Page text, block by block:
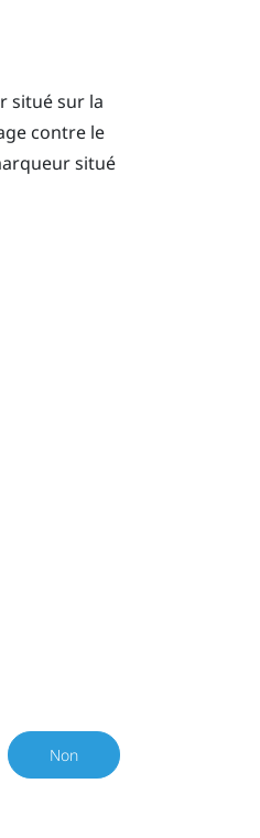
situé sur la
contre le
situé
Non